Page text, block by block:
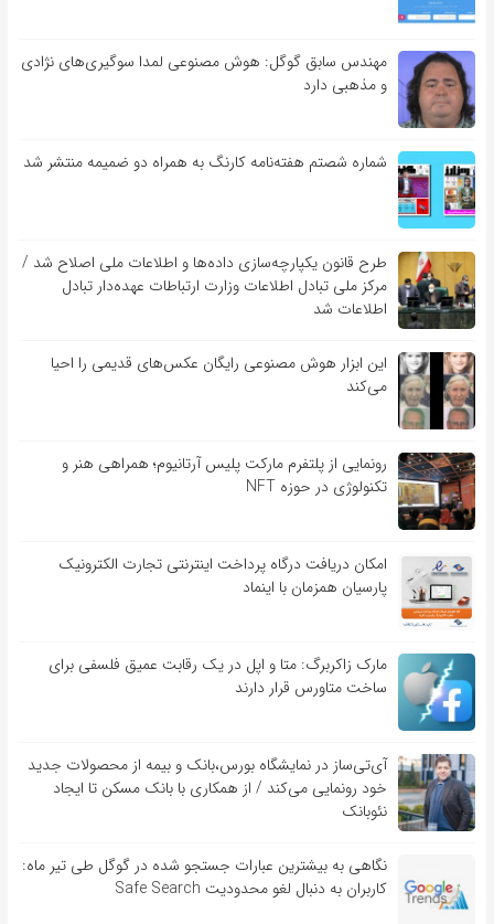
مهندس سابق گوگل: هوش مصنوعی لمدا سوگیری‌های نژادی
و مذهبی دارد
شماره شصتم هفته‌نامه کارنگ به همراه دو ضمیمه منتشر شد
طرح قانون یکپارچه‌سازی داده‌ها و اطلاعات ملی اصلاح شد /
مرکز ملی تبادل اطلاعات وزارت ارتباطات عهده‌دار تبادل
اطلاعات شد
این ابزار هوش مصنوعی رایگان عکس‌های قدیمی را احیا
می‌کند
رونمایی از پلتفرم مارکت پلیس آرتانیوم؛ همراهی هنر و
تکنولوژی در حوزه NFT
امکان دریافت درگاه پرداخت اینترنتی تجارت الکترونیک
پارسیان همزمان با اینماد
مارک زاکربرگ: متا و اپل در یک رقابت عمیق فلسفی برای
ساخت متاورس قرار دارند
آی‌تی‌ساز در نمایشگاه بورس،بانک و بیمه از محصولات جدید
خود رونمایی می‌کند / از همکاری با بانک مسکن تا ایجاد
نئوبانک
نگاهی به بیشترین عبارات جستجو شده در گوگل طی تیر ماه:
کاربران به دنبال لغو محدودیت Safe Search